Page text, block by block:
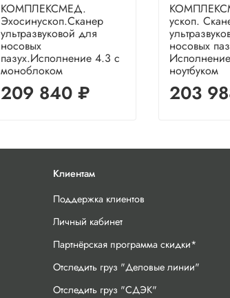
КОМПЛЕКСМЕД.
Эхосинускоп.Сканер
ультразвуковой для
носовых
пазух.Исполнение 4.3 с
моноблоком
209 840 ₽
ускоп.
носовых
ноутбуком
203
Клиентам
Поддержка клиентов
Личный кабинет
Партнёрская программа скидки*
Отследить груз "Деловые линии"
Отследить груз "СДЭК"